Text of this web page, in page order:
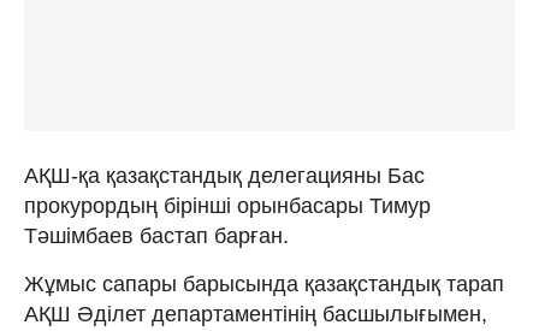
АҚШ-қа қазақстандық делегацияны Бас
прокурордың бірінші орынбасары Тимур
Тәшімбаев бастап барған.
Жұмыс сапары барысында қазақстандық тарап
АҚШ Әділет департаментінің басшылығымен,